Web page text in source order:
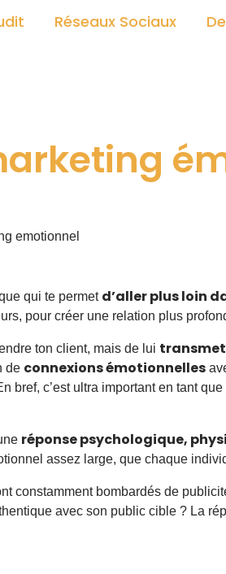
Réseaux Sociaux
qui te permet d’aller plus loin
pour créer une relation plus
ton client, mais de lui
de connexions émotionnelles
bref, c’est ultra important en tant
réponse psychologique,
assez large, que chaque
constamment bombardés de
avec son public cible ? La